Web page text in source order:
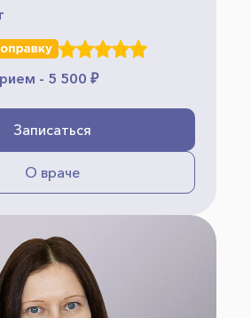
- 5 500 ₽
Записаться
О враче